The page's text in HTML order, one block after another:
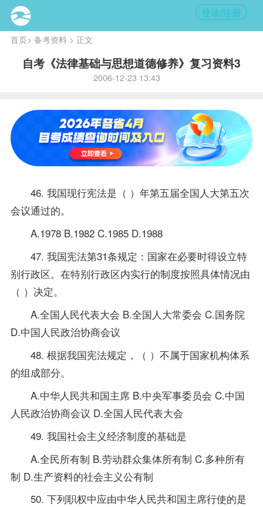
登录/注册
首页> 备考资料> 正文
自考《法律基础与思想道德修养》复习资料3
2006-12-23 13:43
46. 我国现行宪法是（ ）年第五届全国人大第五次
会议通过的。
A.1978 B.1982 C.1985 D.1988
47. 我国宪法第31条规定：国家在必要时得设立特
别行政区。在特别行政区内实行的制度按照具体情况由
（ ）决定。
A.全国人民代表大会 B.全国人大常委会 C.国务院
D.中国人民政治协商会议
48. 根据我国宪法规定，（ ）不属于国家机构体系
的组成部分。
A.中华人民共和国主席 B.中央军事委员会 C.中国
人民政治协商会议 D.全国人民代表大会
49. 我国社会主义经济制度的基础是
A.全民所有制 B.劳动群众集体所有制 C.多种所有
制 D.生产资料的社会主义公有制
50. 下列职权中应由中华人民共和国主席行使的是